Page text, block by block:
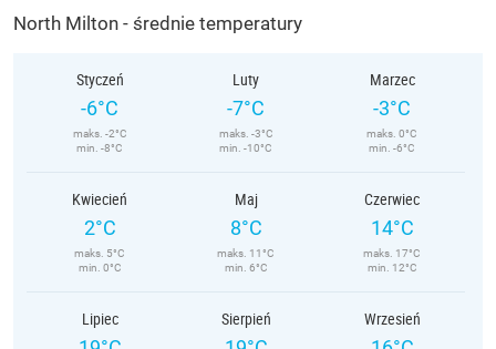
North Milton - średnie temperatury
Styczeń
-6°C
maks. -2°C
min. -8°C
Luty
-7°C
maks. -3°C
min. -10°C
Marzec
-3°C
maks. 0°C
min. -6°C
Kwiecień
2°C
maks. 5°C
min. 0°C
Maj
8°C
maks. 11°C
min. 6°C
Czerwiec
14°C
maks. 17°C
min. 12°C
Lipiec Sierpień Wrzesień